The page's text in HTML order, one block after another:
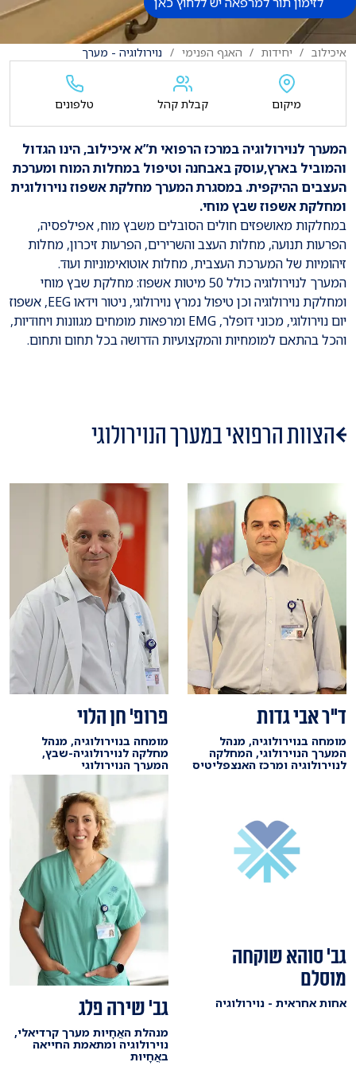
איכילוב יחידות האגף הפנימי נוירולוגיה - מערך
​המערך לנוירולוגיה במרכז הרפואי ת”א איכילוב, הינו הגדול
והמוביל בארץ,עוסק באבחנה וטיפול במחלות המוח ומערכת
העצבים ההיקפית. במסגרת המערך מחלקת אשפוז נוירולוגית
ומחלקת אשפוז שבץ מוחי.
במחלקות מאושפזים חולים הסובלים משבץ מוח, אפילפסיה,
הפרעות תנועה, מחלות העצב והשרירים, הפרעות זיכרון, מחלות
זיהומיות של המערכת העצבית, מחלות אוטואימוניות ועוד.
המערך לנוירולוגיה כולל 50 מיטות אשפוז: מחלקת שבץ מוחי
ומחלקת נוירולוגיה וכן טיפול נמרץ נוירולוגי, ניטור וידאו EEG, אשפוז
יום נוירולוגי, מכוני דופלר, EMG ומרפאות מומחים מגוונות ויחודיות,
והכל בהתאם למומחיות והמקצועיות הדרושה בכל תחום ותחום.
הצוות הרפואי במערך הנוירולוגי
ד"ר אבי גדות
מומחה בנוירולוגיה, מנהל
המערך הנוירולוגי, המחלקה
לנוירולוגיה ומרכז האנצפליטיס
פרופ' חן הלוי
מומחה בנוירולוגיה, מנהל
מחלקה לנוירולוגיה-שבץ,
המערך הנוירולוגי
גב' סוהא שוקחה
מוסלם
אחות אחראית - נוירולוגיה גב' שירה פלג
מנהלת האֲחָיוּת מערך קרדיאלי,
נוירולוגיה ומתאמת החייאה
באֲחָיוּת
מיקום קבלת קהל טלפונים